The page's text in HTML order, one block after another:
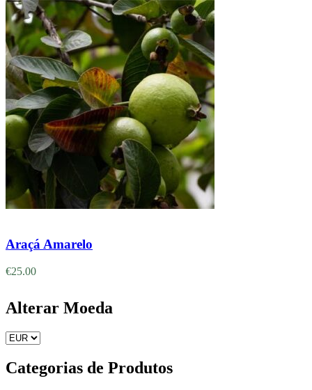
Araçá Amarelo
€25.00
Alterar Moeda
Categorias de Produtos